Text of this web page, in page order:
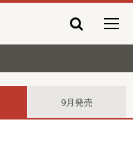
9月発売